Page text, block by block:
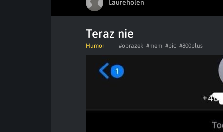
Laureholen
Teraz nie
Humor #obrazek #mem #pic #800plus